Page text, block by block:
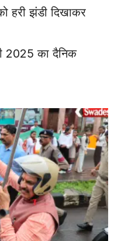
हरी झंडी दिखाकर
2025 का दैनिक